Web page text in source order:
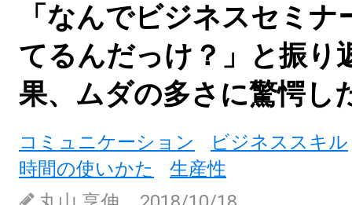
「なんでビジネスセミナ
てるんだっけ？」と振り
果、ムダの多さに驚愕し
コミュニケーション
ビジネススキル
時間の使いかた
生産性